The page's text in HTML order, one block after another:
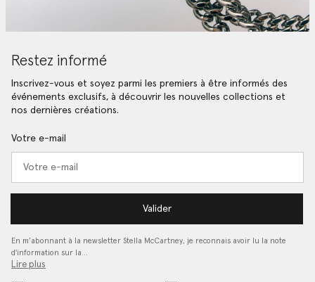
Restez informé
Inscrivez-vous et soyez parmi les premiers à être informés des
événements exclusifs, à découvrir les nouvelles collections et
nos dernières créations.
Votre e-mail
Valider
En m’abonnant à la newsletter Stella McCartney, je reconnais avoir lu la note
d'information sur la…
Lire plus